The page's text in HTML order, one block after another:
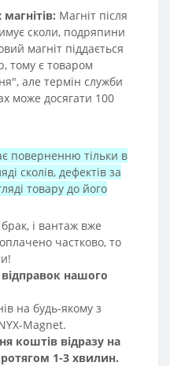
Магніт після
сколи, подряпини
магніт піддається
тому є товаром
але термін служби
може досягати 100
поверненню тільки в
сколів, дефектів за
товару до його
і вантаж вже
частково, то
відправок нашого
на будь-якому з
Magnet.
коштів відразу на
1-3 хвилин.